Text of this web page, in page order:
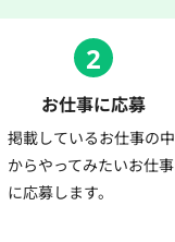
2
お仕事に応募
掲載しているお仕事の中
からやってみたいお仕事
に応募します。